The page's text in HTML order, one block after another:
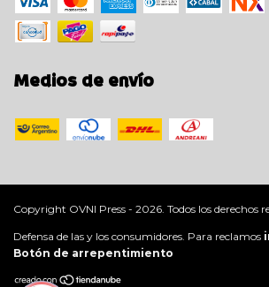
Medios de envío
Copyright OVNI Press - 2026. Todos los derechos
Defensa de las y los consumidores. Para reclamos
Botón de arrepentimiento